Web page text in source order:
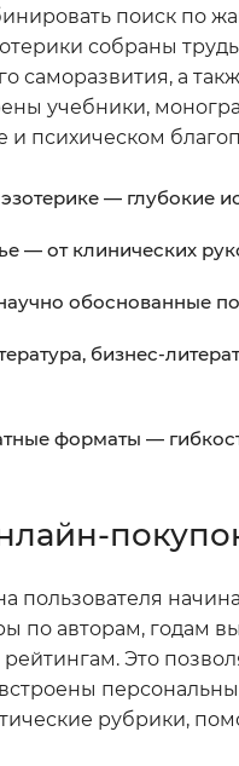
поиск по
собраны
саморазвития, а
учебники,
и психическом
— глубокие
— от клинических
обоснованные
бизнес-
форматы —
пользователя
по авторам, годам
Это
рубрики,